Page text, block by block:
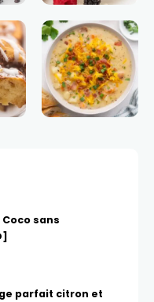
Coco sans
parfait citron et